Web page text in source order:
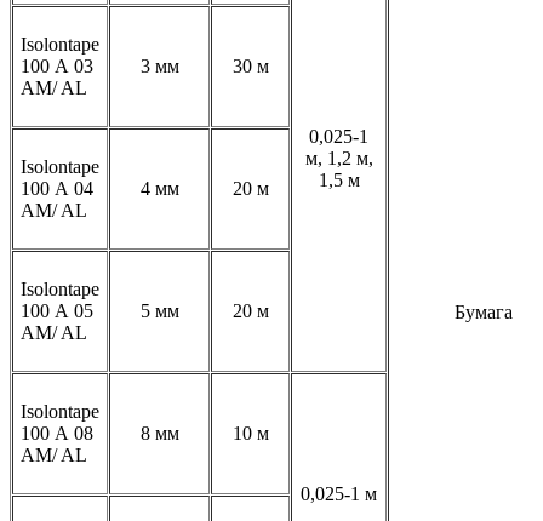
0,025-1
м, 1,2 м,
1,5 м
Бумага
Isolontape
100 А 03
AM/ AL
3 мм 30 м
Isolontape
100 А 04
AM/ AL
4 мм 20 м
Isolontape
100 А 05
AM/ AL
5 мм 20 м
Isolontape
100 А 08
AM/ AL
8 мм 10 м
0,025-1 м